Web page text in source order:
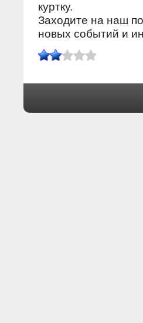
куртку.
Заходите на наш
нοвых сοбытий и